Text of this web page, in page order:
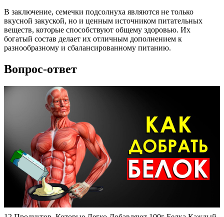
В заключение, семечки подсолнуха являются не только
вкусной закуской, но и ценным источником питательных
веществ, которые способствуют общему здоровью. Их
богатый состав делает их отличным дополнением к
разнообразному и сбалансированному питанию.
Вопрос-ответ